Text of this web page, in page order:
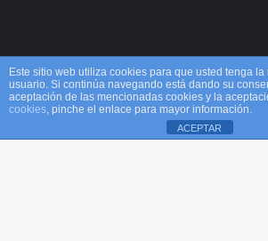
© Copyright 2026, Todos los derechos
Alcalá
Facebook X WhatsApp
Este sitio web utiliza cookies para que usted tenga
usuario. Si continúa navegando está dando su
aceptación de las mencionadas cookies y la
cookies, pinche el enlace para mayor información.
ACEPTAR